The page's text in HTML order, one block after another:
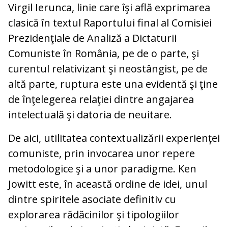
Virgil Ierunca, linie care îşi află exprimarea
clasică în textul Raportului final al Comisiei
Prezidenţiale de Analiză a Dictaturii
Comuniste în România, pe de o parte, şi
curentul relativizant şi neostângist, pe de
altă parte, ruptura este una evidentă şi ţine
de înţelegerea relaţiei dintre angajarea
intelectuală şi datoria de neuitare.
De aici, utilitatea contextualizării experienţei
comuniste, prin invocarea unor repere
metodologice şi a unor paradigme. Ken
Jowitt este, în această ordine de idei, unul
dintre spiritele asociate definitiv cu
explorarea rădăcinilor şi tipologiilor